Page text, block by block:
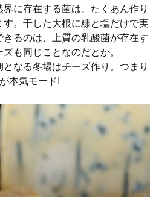
に存在する菌は、たくあん作り
。干した大根に糠と塩だけで実
るのは、上質の乳酸菌が存在す
も同じことなのだとか。
なる冬場はチーズ作り。つまり
本気モード!